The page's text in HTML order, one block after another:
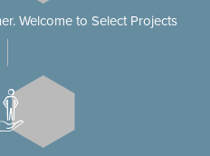
Welcome to Select Projects